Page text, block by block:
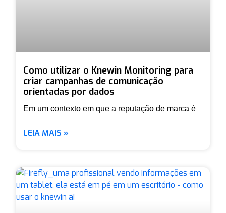
Como utilizar o Knewin Monitoring para
criar campanhas de comunicação
orientadas por dados
Em um contexto em que a reputação de marca é
LEIA MAIS »